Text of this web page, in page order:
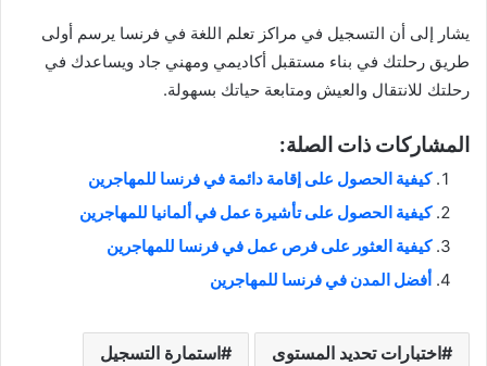
يشار إلى أن التسجيل في مراكز تعلم اللغة في فرنسا يرسم أولى
طريق رحلتك في بناء مستقبل أكاديمي ومهني جاد ويساعدك في
رحلتك للانتقال والعيش ومتابعة حياتك بسهولة.
المشاركات ذات الصلة:
كيفية الحصول على إقامة دائمة في فرنسا للمهاجرين
كيفية الحصول على تأشيرة عمل في ألمانيا للمهاجرين
كيفية العثور على فرص عمل في فرنسا للمهاجرين
أفضل المدن في فرنسا للمهاجرين
اختبارات تحديد المستوى استمارة التسجيل